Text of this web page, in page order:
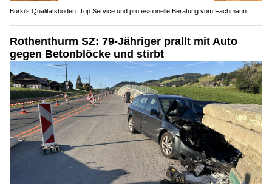
Bürki's Qualitätsböden: Top Service und professionelle Beratung vom Fachmann
Rothenthurm SZ: 79-Jähriger prallt mit Auto
gegen Betonblöcke und stirbt